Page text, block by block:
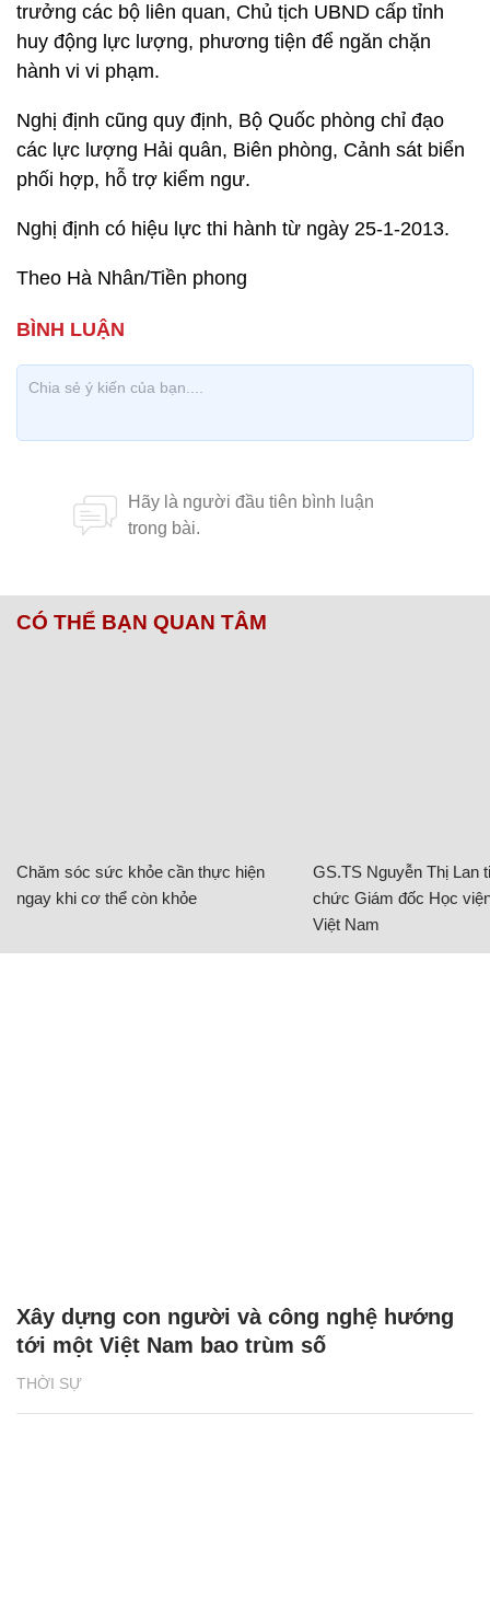
trưởng các bộ liên quan, Chủ tịch UBND cấp tỉnh
huy động lực lượng, phương tiện để ngăn chặn
hành vi vi phạm.
Nghị định cũng quy định, Bộ Quốc phòng chỉ đạo
các lực lượng Hải quân, Biên phòng, Cảnh sát biển
phối hợp, hỗ trợ kiểm ngư.
Nghị định có hiệu lực thi hành từ ngày 25-1-2013.
Theo Hà Nhân/Tiền phong
CÓ THỂ BẠN QUAN TÂM
Chăm sóc sức khỏe cần thực hiện
ngay khi cơ thể còn khỏe
GS.TS Nguyễn Thị Lan
chức Giám đốc Học
Việt Nam
THỜI SỰ
Xây dựng con người và công nghệ hướng
tới một Việt Nam bao trùm số